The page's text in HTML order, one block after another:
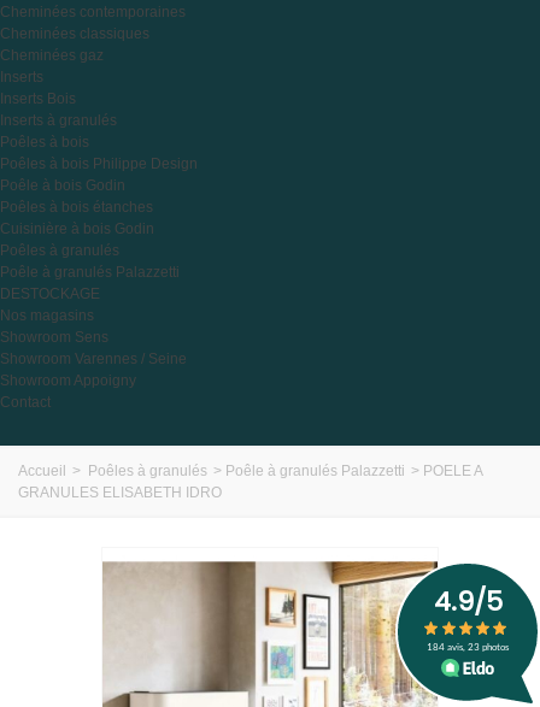
Cheminées contemporaines
Cheminées classiques
Cheminées gaz
Inserts
Inserts Bois
Inserts à granulés
Poêles à bois
Poêles à bois Philippe Design
Poêle à bois Godin
Poêles à bois étanches
Cuisinière à bois Godin
Poêles à granulés
Poêle à granulés Palazzetti
DESTOCKAGE
Nos magasins
Showroom Sens
Showroom Varennes / Seine
Showroom Appoigny
Contact
Accueil > Poêles à granulés > Poêle à granulés Palazzetti > POELE A
GRANULES ELISABETH IDRO